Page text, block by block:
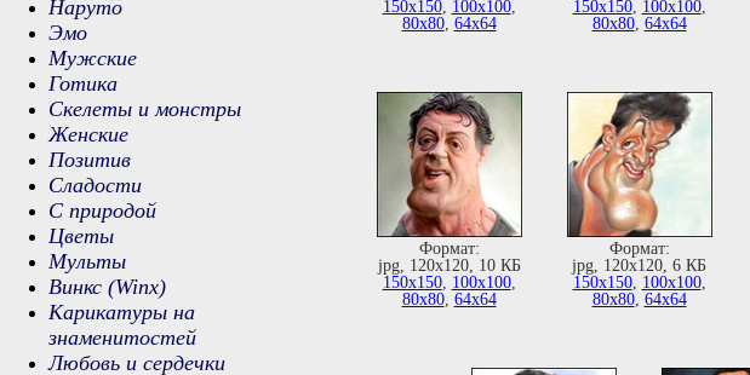
150х150, 100х100,
80х80, 64х64
150х150, 100х100,
80х80, 64х64
Формат:
jpg, 120х120, 10 КБ
150х150, 100х100,
80х80, 64х64
Формат:
jpg, 120х120, 6 КБ
150х150, 100х100,
80х80, 64х64
Наруто
Эмо
Мужские
Готика
Скелеты и монстры
Женские
Позитив
Сладости
С природой
Цветы
Мульты
Винкс (Winx)
Карикатуры на
знаменитостей
Любовь и сердечки